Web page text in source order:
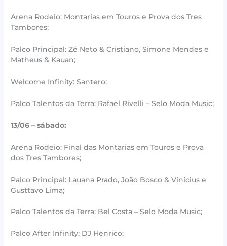
Arena Rodeio: Montarias em Touros e Prova dos Tres
Tambores;
Palco Principal: Zé Neto & Cristiano, Simone Mendes e
Matheus & Kauan;
Welcome Infinity: Santero;
Palco Talentos da Terra: Rafael Rivelli – Selo Moda Music;
13/06 – sábado:
Arena Rodeio: Final das Montarias em Touros e Prova
dos Tres Tambores;
Palco Principal: Lauana Prado, João Bosco & Vinícius e
Gusttavo Lima;
Palco Talentos da Terra: Bel Costa – Selo Moda Music;
Palco After Infinity: DJ Henrico;